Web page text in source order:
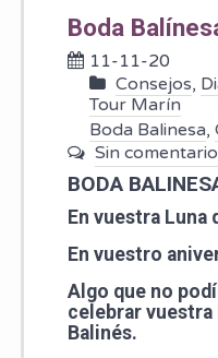
Boda
11-11-20
Consejos,
Tour Marín
Boda Balinesa,
Sin
BODA BALI
En vuestra Luna
En vuestro
Algo que no
celebrar vuestra
Balinés.